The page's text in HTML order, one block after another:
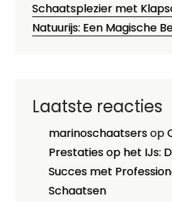
Schaatsplezier met
Natuurijs: Een Magische
Laatste reacties
marinoschaatsersop
Prestaties op het IJs:
Succes met
Schaatsen